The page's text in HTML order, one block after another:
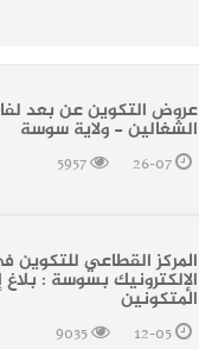
عروض التكوين عن بعد
الشغالين - ولاية سوسة
26-07
5957
المركز القطاعي للتكوين
الإلكترونيك بسوسة :
المتكونين
12-05
9035